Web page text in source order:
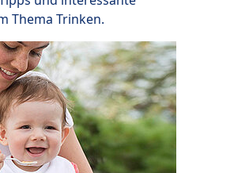
Thema Trinken.